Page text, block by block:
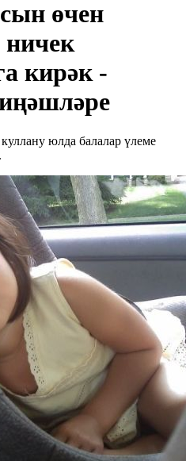
өчен
ничек
кирәк -
юлда балалар үлеме